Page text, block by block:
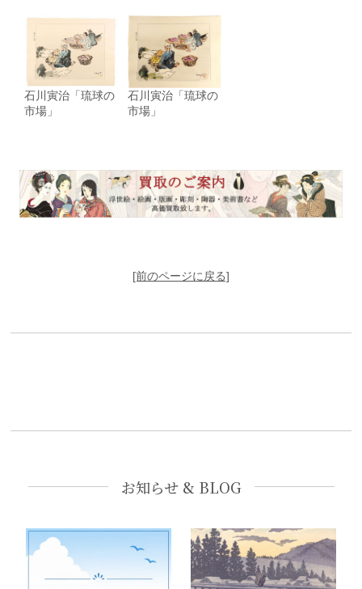
石川寅治「琉球の
市場」
石川寅治「琉球の
市場」
[前のページに戻る]
お知らせ & BLOG